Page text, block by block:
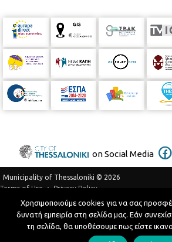
on Social Media
Municipality of Thessaloniki © 2026
Terms of Use
Privacy Policy
Telephone Catalog
Developed byMyCompany Projects
Χρησιμοποιούμε cookies για να σας
δυνατή εμπειρία στη σελίδα μας. Εάν
τη σελίδα, θα υποθέσουμε πως είστε